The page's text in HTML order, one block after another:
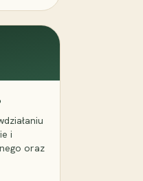
i
oraz